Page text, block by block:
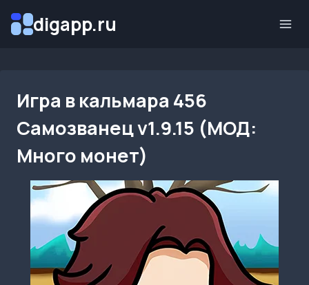
digapp.ru
Игра в кальмара 456
Самозванец v1.9.15 (МОД:
Много монет)